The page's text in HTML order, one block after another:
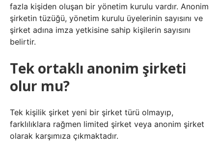
fazla kişiden oluşan bir yönetim kurulu vardır. Anonim
şirketin tüzüğü, yönetim kurulu üyelerinin sayısını ve
şirket adına imza yetkisine sahip kişilerin sayısını
belirtir.
Tek ortaklı anonim şirketi
olur mu?
Tek kişilik şirket yeni bir şirket türü olmayıp,
farklılıklara rağmen limited şirket veya anonim şirket
olarak karşımıza çıkmaktadır.